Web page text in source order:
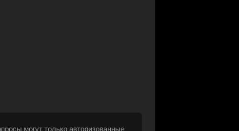
могут только авторизованные